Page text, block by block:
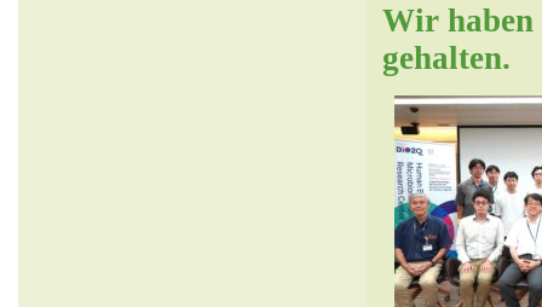
Wir haben
gehalten.